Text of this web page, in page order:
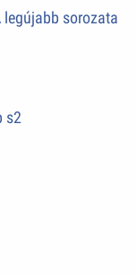
legújabb sorozata
s2